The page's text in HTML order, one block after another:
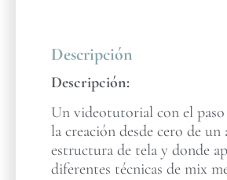
Descripción
Descripción:
Un videotutorial con el paso
la creación desde cero de un
estructura de tela y donde
diferentes técnicas de mix